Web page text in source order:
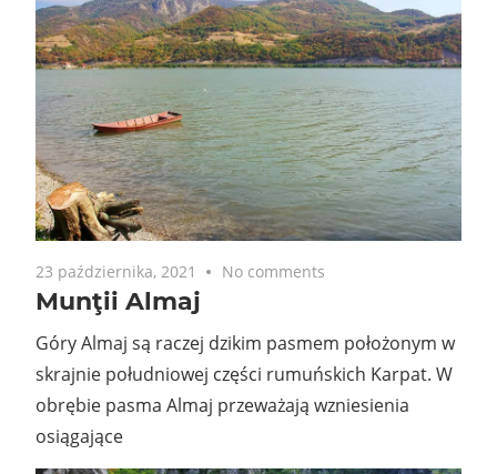
23 października, 2021 No comments
Munţii Almaj
Góry Almaj są raczej dzikim pasmem położonym w
skrajnie południowej części rumuńskich Karpat. W
obrębie pasma Almaj przeważają wzniesienia
osiągające